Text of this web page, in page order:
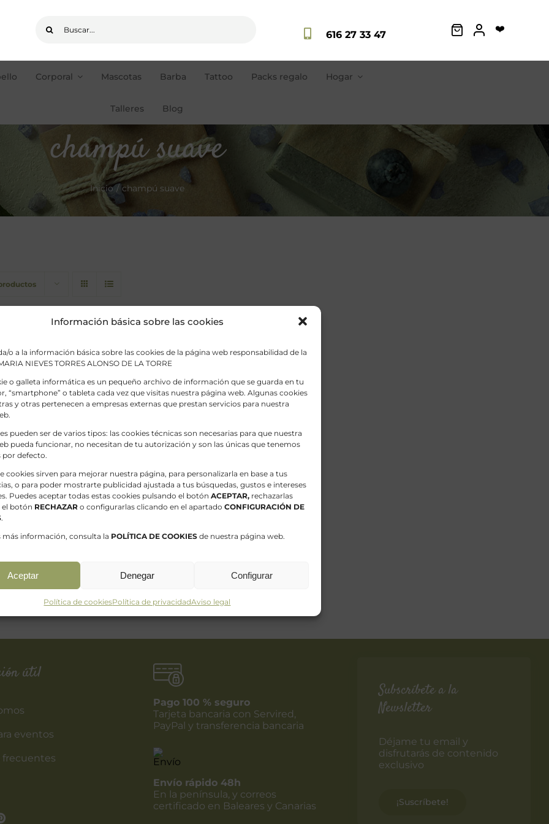
Información básica sobre las cookies
o a la información básica sobre las cookies de la página web responsabilidad de la
NIEVES TORRES ALONSO DE LA TORRE
o galleta informática es un pequeño archivo de información que se guarda en tu
“smartphone” o tableta cada vez que visitas nuestra página web. Algunas cookies
y otras pertenecen a empresas externas que prestan servicios para nuestra
pueden ser de varios tipos: las cookies técnicas son necesarias para que nuestra
pueda funcionar, no necesitan de tu autorización y son las únicas que tenemos
por defecto.
cookies sirven para mejorar nuestra página, para personalizarla en base a tus
o para poder mostrarte publicidad ajustada a tus búsquedas, gustos e intereses
Puedes aceptar todas estas cookies pulsando el botón ACEPTAR, rechazarlas
el botón RECHAZAR o configurarlas clicando en el apartado CONFIGURACIÓN DE
.
más información, consulta la POLÍTICA DE COOKIES de nuestra página web.
Aceptar Denegar Configurar
Política de cookiesPolítica de privacidadAviso legal
616 27 33 47
❤️
Corporal Mascotas Barba Tattoo Packs regalo Hogar
Talleres Blog
ENVÍOS GRATIS pedidos de +35€ Jabones Artesanos
champú suave
Inicio champú suave
útil
eventos
frecuentes
Pago 100 % seguro
Tarjeta bancaria con Servired,
PayPal y transferencia bancaria
Envío rápido 48h
En la península, y correos
certificado en Baleares y Canarias
Subscríbete a la
Newsletter
Déjame tu email y
disfrutarás de contenido
exclusivo
¡Suscríbete!